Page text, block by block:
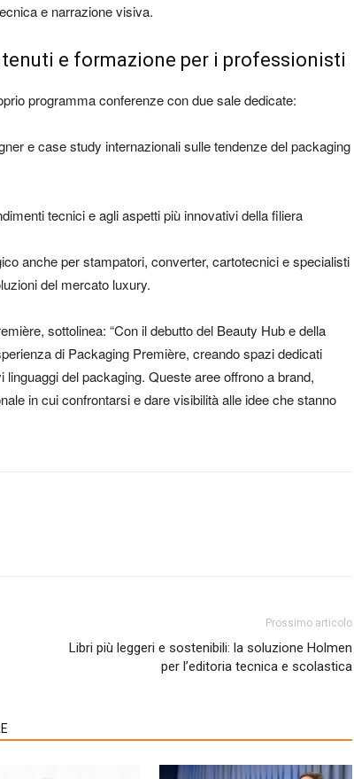
e narrazione visiva.
e formazione per i professionisti
programma conferenze con due sale dedicate:
e case study internazionali sulle tendenze del packaging
tecnici e agli aspetti più innovativi della filiera
anche per stampatori, converter, cartotecnici e specialisti
del mercato luxury.
sottolinea: “Con il debutto del Beauty Hub e della
di Packaging Première, creando spazi dedicati
del packaging. Queste aree offrono a brand,
in cui confrontarsi e dare visibilità alle idee che stanno
Prossimo articolo
Libri più leggeri e sostenibili: la soluzione Holmen
per l’editoria tecnica e scolastica